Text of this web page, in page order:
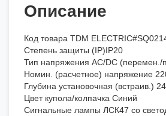
Описание
Код товара TDM
Степень защиты (IP)IP20
Тип напряжения AC/DC (перемен./
Номин. (расчетное) напряжение
Глубина установочная (встраив.)
Цвет купола/колпачка Синий
Сигнальные лампы ЛСК47 со